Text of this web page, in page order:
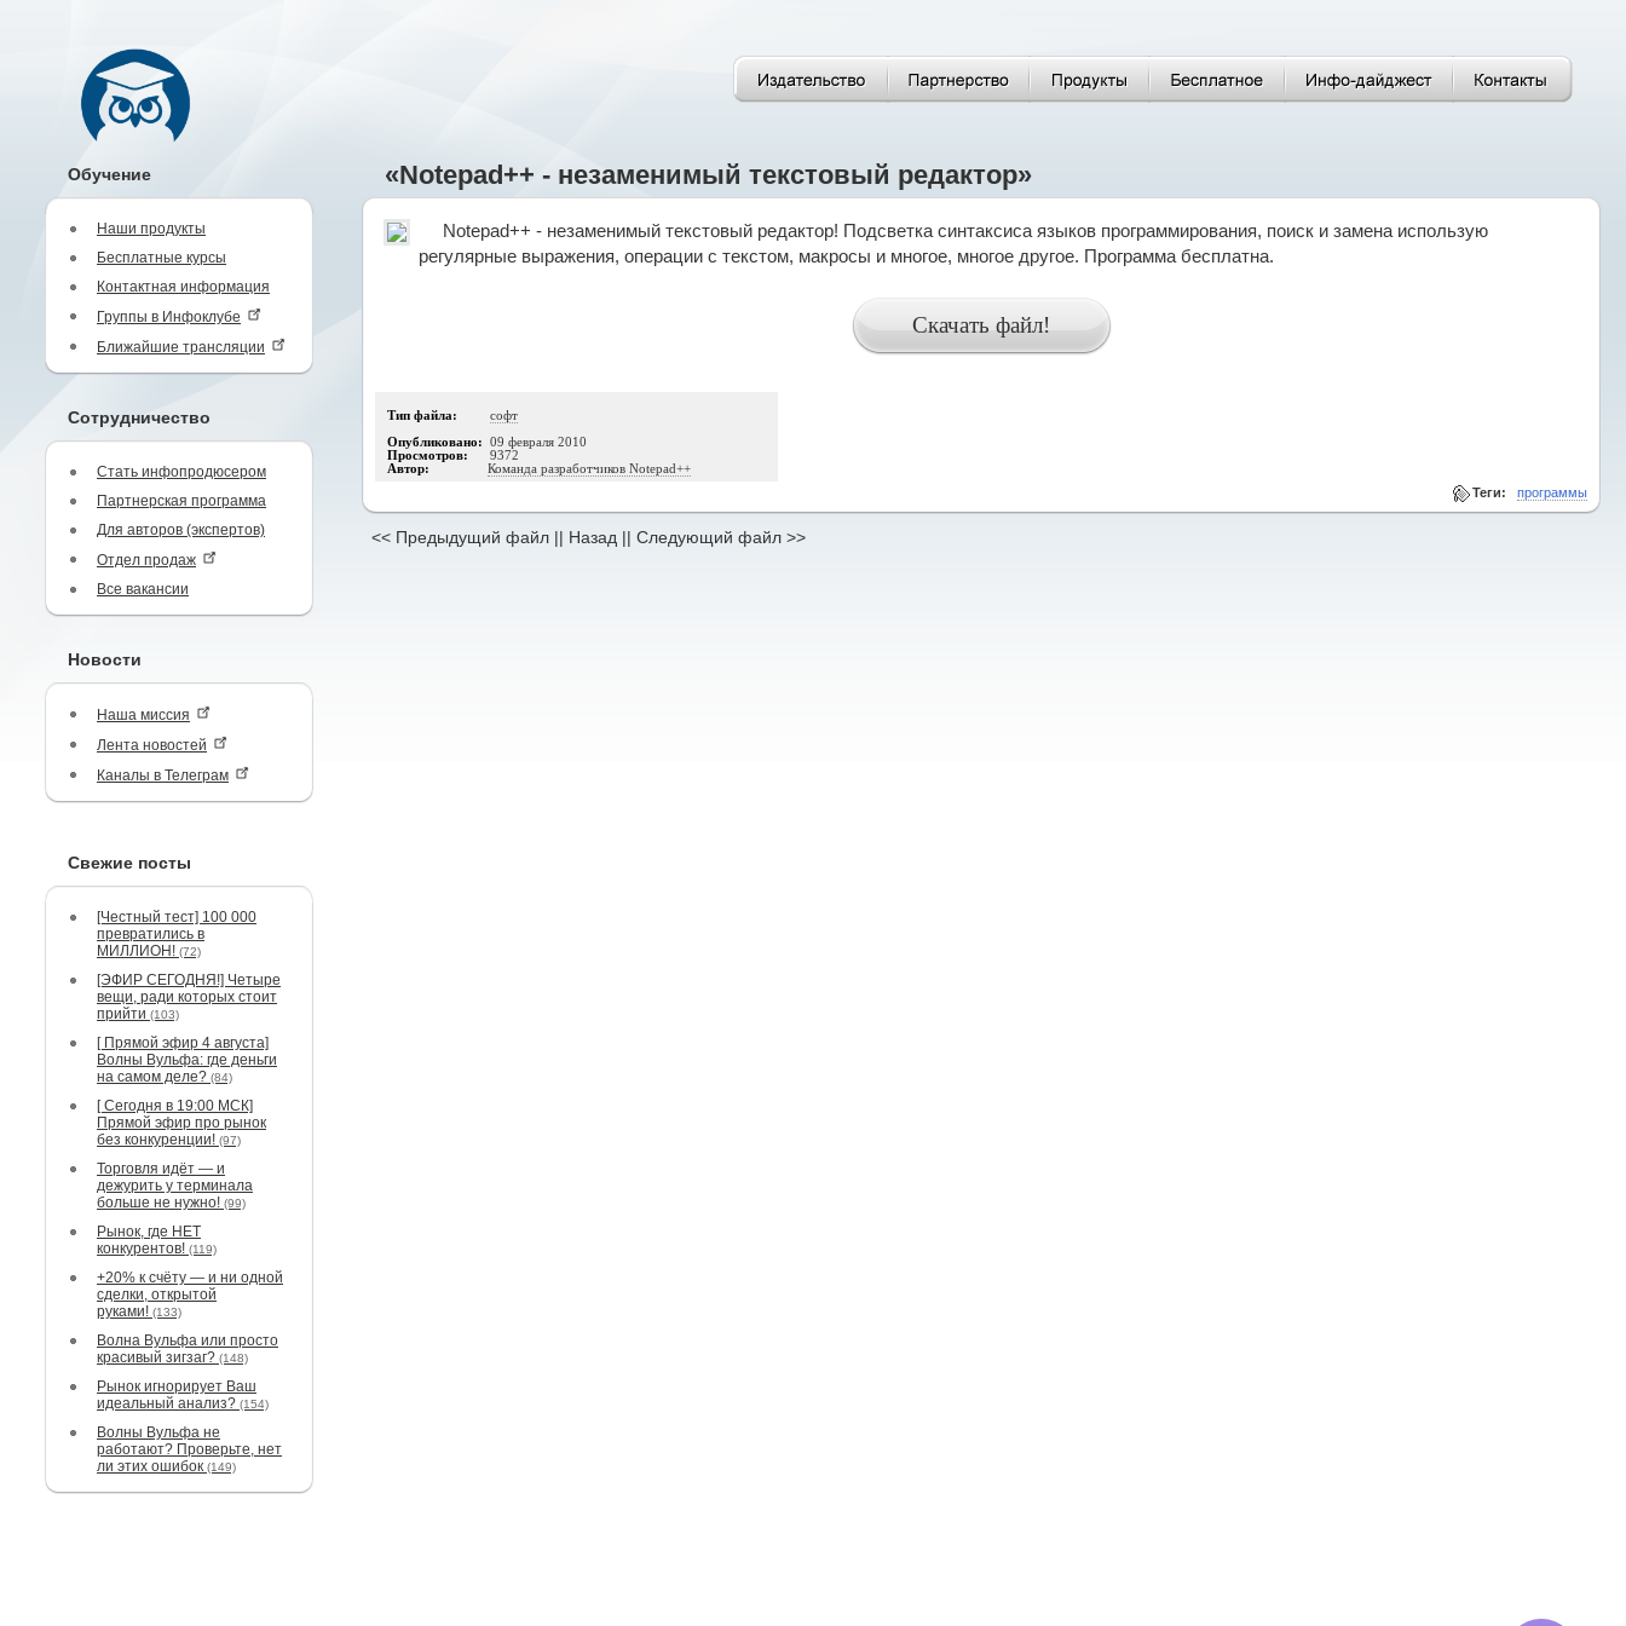
Обучение
Наши продукты
Бесплатные курсы
Контактная информация
Группы в Инфоклубе
Ближайшие трансляции
Сотрудничество
Стать инфопродюсером
Партнерская программа
Для авторов (экспертов)
Отдел продаж
Все вакансии
Новости
Наша миссия
Лента новостей
Каналы в Телеграм
Свежие посты
[Честный тест] 100 000
превратились в
МИЛЛИОН! (72)
[ЭФИР СЕГОДНЯ!] Четыре
вещи, ради которых стоит
прийти (103)
[ Прямой эфир 4 августа]
Волны Вульфа: где деньги
на самом деле? (84)
[ Сегодня в 19:00 МСК]
Прямой эфир про рынок
без конкуренции! (97)
Торговля идёт — и
дежурить у терминала
больше не нужно! (99)
Рынок, где НЕТ
конкурентов! (119)
+20% к счёту — и ни одной
сделки, открытой
руками! (133)
Волна Вульфа или просто
красивый зигзаг? (148)
Рынок игнорирует Ваш
идеальный анализ? (154)
Волны Вульфа не
работают? Проверьте, нет
ли этих ошибок (149)
«Notepad++ - незаменимый текстовый редактор»
Notepad++ - незаменимый текстовый редактор! Подсветка синтаксиса языков программирования, поиск и замена использую
регулярные выражения, операции с текстом, макросы и многое, многое другое. Программа бесплатна.
Тип файла: софт
Опубликовано: 09 февраля 2010
Просмотров: 9372
Автор: Команда разработчиков Notepad++
Теги: программы
<< Предыдущий файл || Назад || Следующий файл >>